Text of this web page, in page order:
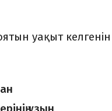
уақыт келгенін